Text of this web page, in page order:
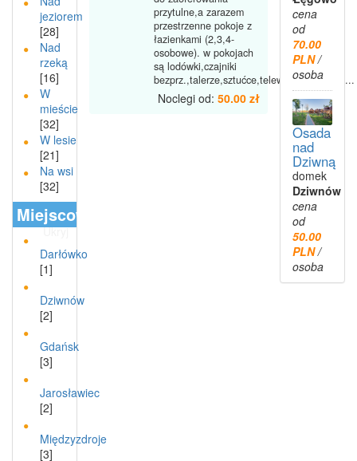
jeziorem
[28]
Nad
rzeką
[16]
W
mieście
[32]
W lesie
[21]
Na wsi
[32]
Miejscowości
Ukryj
Darłówko
[1]
Dziwnów
[2]
Gdańsk
[3]
Jarosławiec
[2]
Międzyzdroje
[3]
przytulne,a zarazem
przestrzenne pokoje z
łazienkami (2,3,4-
osobowe). w pokojach
są lodówki,czajniki
bezprz.,talerze,sztućce,telewizory,parawan...
Noclegi od: 50.00 zł
cena
od
70.00
PLN/
osoba
Osada
nad
Dziwną
domek
Dziwnów
cena
od
50.00
PLN/
osoba